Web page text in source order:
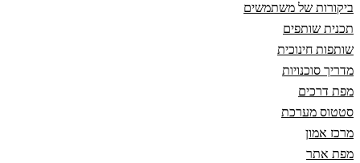
ביקורות של משתמשים
תכנית שותפים
שותפות חינוכית
מדריך סוכנויות
מפת דרכים
סטטוס מערכת
מרכז אמון
מפת אתר